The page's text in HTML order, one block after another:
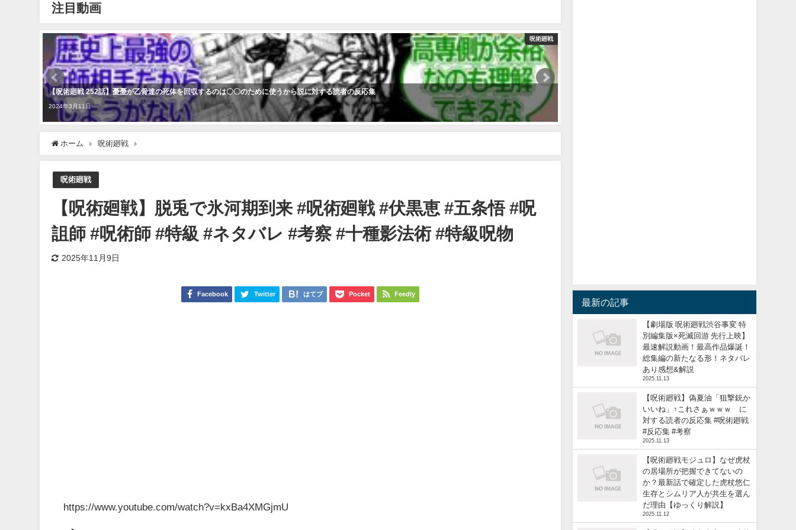
注目動画
呪術廻戦
【呪術廻戦 252話】憂憂が乙骨達の死体を回収するのは〇〇のために使うから説に対する読者の反応集
2024年3月11日
ホーム 呪術廻戦
呪術廻戦
【呪術廻戦】脱兎で氷河期到来 #呪術廻戦 #伏黒恵 #五条悟 #呪
詛師 #呪術師 #特級 #ネタバレ #考察 #十種影法術 #特級呪物
2025年11月9日
Facebook Twitter はてブ Pocket Feedly
https://www.youtube.com/watch?v=kxBa4XMGjmU
最新の記事
【劇場版 呪術廻戦渋谷事変 特
別編集版×死滅回游 先行上映】
最速解説動画！最高作品爆誕！
総集編の新たなる形！ネタバレ
あり感想&解説
2025.11.13
【呪術廻戦】偽夏油「狙撃銃か
いいね」↑これさぁｗｗｗ に
対する読者の反応集 #呪術廻戦
#反応集 #考察
2025.11.13
【呪術廻戦モジュロ】なぜ虎杖
の居場所が把握できてないの
か？最新話で確定した虎杖悠仁
生存とシムリア人が共生を選ん
だ理由【ゆっくり解説】
2025.11.12